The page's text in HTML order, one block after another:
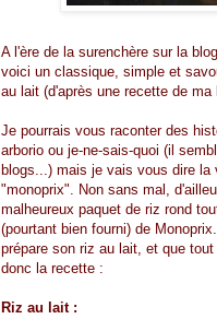
A l'ère de la surenchère sur la
voici un classique, simple et
au lait (d'après une recette de ma
Je pourrais vous raconter des
arborio ou je-ne-sais-quoi (il
blogs...) mais je vais vous dire la
"monoprix". Non sans mal,
malheureux paquet de riz rond
(pourtant bien fourni) de
prépare son riz au lait, et que
donc la recette :
Riz au lait :